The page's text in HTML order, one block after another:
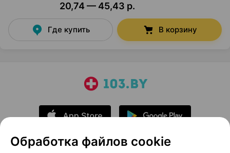
20,74 — 45,43 р.
Где купить В корзину
Обработка файлов cookie